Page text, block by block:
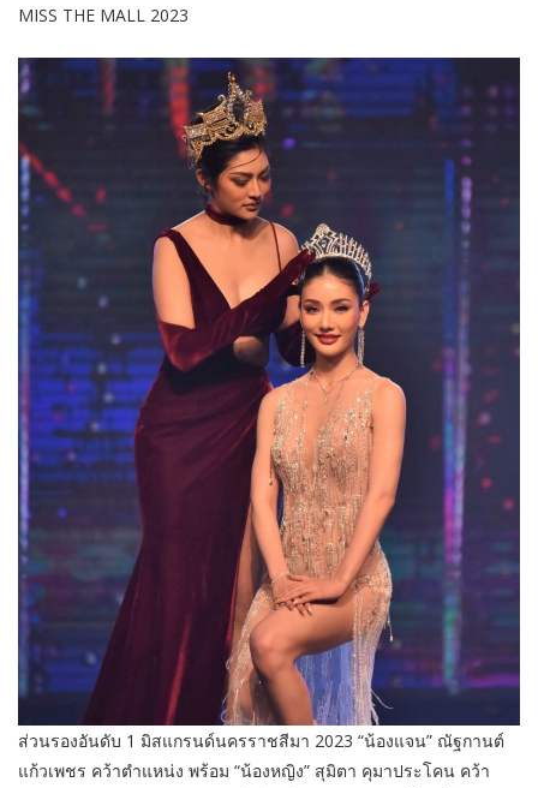
MISS THE MALL 2023
ส่วนรองอันดับ 1 มิสแกรนด์นครราชสีมา 2023 “น้องแจน” ณัฐกานต์
แก้วเพชร คว้าตำแหน่ง พร้อม “น้องหญิง” สุมิตา คุมาประโคน คว้า